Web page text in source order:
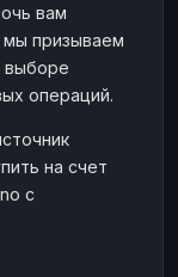
вам
мы призываем
выборе
операций.
на счет
с